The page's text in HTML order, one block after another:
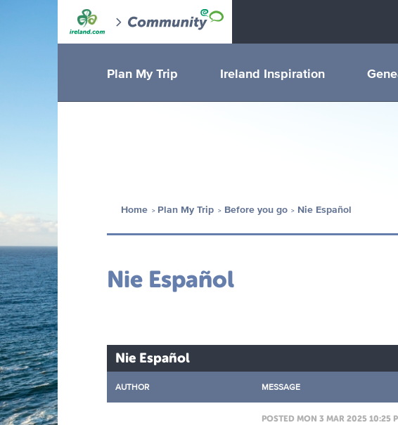
Plan My Trip Ireland Inspiration
Home Plan My Trip Before you go Nie Español
Nie Español
Nie Español
AUTHOR MESSAGE
POSTED MON 3 MAR 2025 10:25